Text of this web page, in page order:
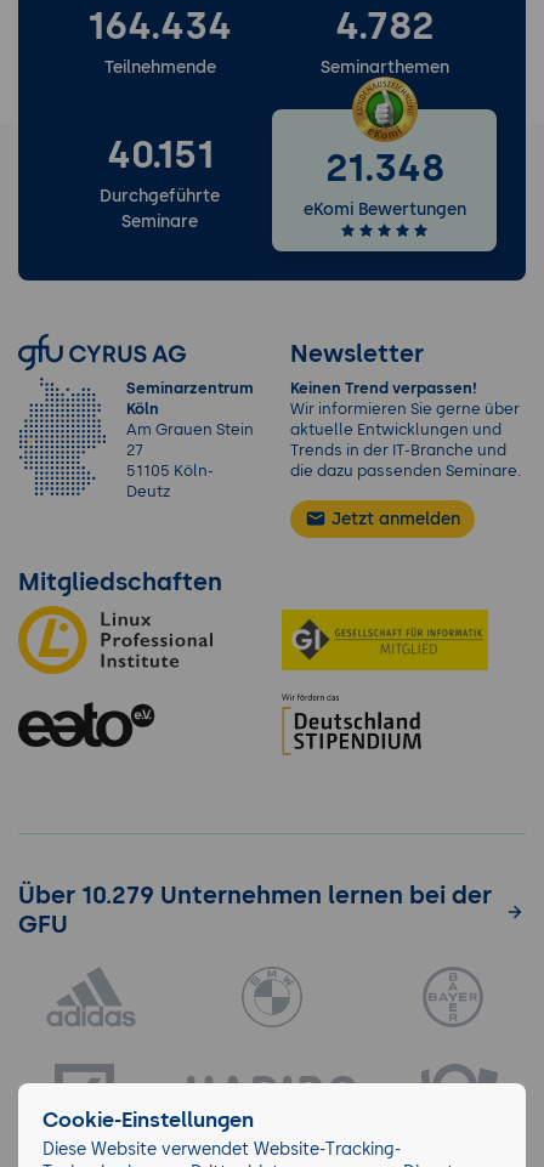
164.434
Teilnehmende
4.782
Seminarthemen
40.151
Durchgeführte
Seminare
21.348
eKomi Bewertungen
Seminarzentrum
Köln
Am Grauen Stein
27
51105 Köln-
Deutz
Newsletter
Keinen Trend verpassen!
Wir informieren Sie gerne über
aktuelle Entwicklungen und
Trends in der IT-Branche und
die dazu passenden Seminare.
Jetzt anmelden
Mitgliedschaften
Über 10.279 Unternehmen lernen bei der
GFU
Cookie-Einstellungen
Diese Website verwendet Website-Tracking-